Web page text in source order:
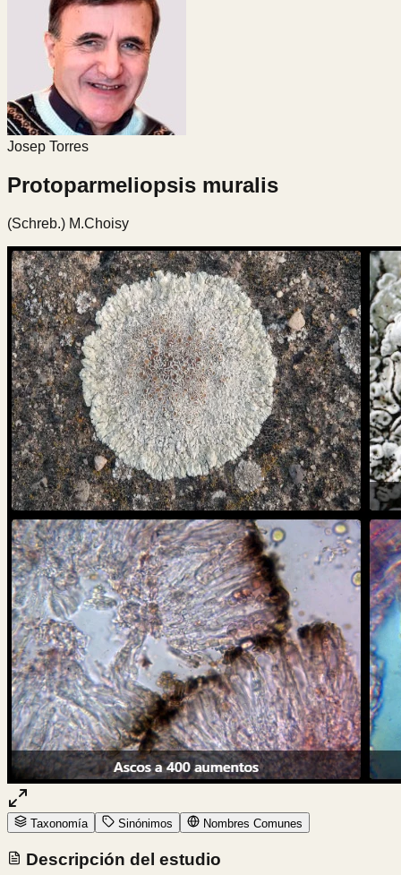
Josep Torres
Protoparmeliopsis muralis
(Schreb.) M.Choisy
Taxonomía Sinónimos Nombres Comunes
Descripción del estudio